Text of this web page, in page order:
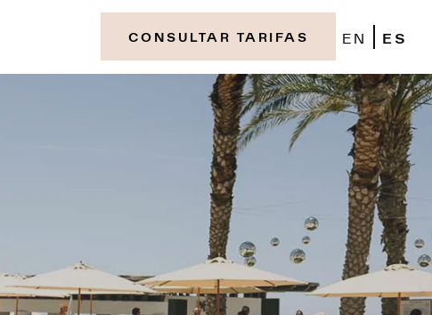
CONSULTAR TARIFAS EN ES